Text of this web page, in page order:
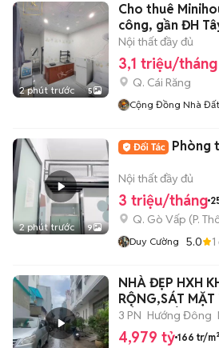
2 phút trước 5
Cho thuê
công, gần ĐH
Nội thất đầy đủ
3,1 triệu/tháng
Q. Cái Răng
Cộng Đồng Nhà Đất
2 phút trước 9
Phòng
Nội thất đầy đủ
3 triệu/tháng
Q. Gò Vấp (P.
Duy Cường 5.0 1
NHÀ ĐẸP HXH
RỘNG,SÁT
CÔNG VIÊN
3 PN Hướng Đông
4,979 tỷ 166 tr/m²